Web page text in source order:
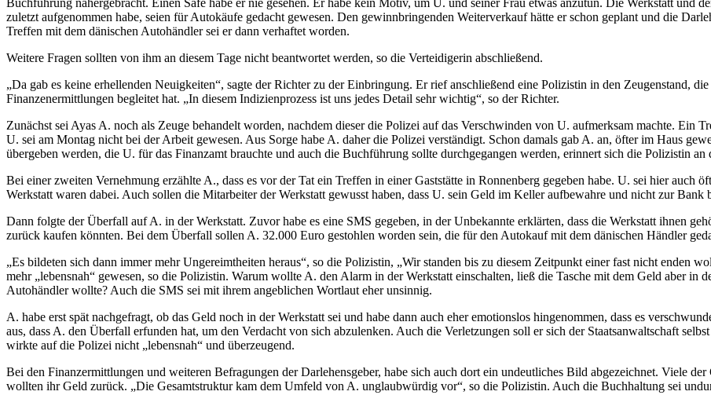
Buchführung nähergebracht. Einen Safe habe er nie gesehen. Er habe kein Motiv, um U. und seiner Frau etwas anzutun. Die Werkstatt und
zuletzt aufgenommen habe, seien für Autokäufe gedacht gewesen. Den gewinnbringenden Weiterverkauf hätte er schon geplant und die
Treffen mit dem dänischen Autohändler sei er dann verhaftet worden.
Weitere Fragen sollten von ihm an diesem Tage nicht beantwortet werden, so die Verteidigerin abschließend.
„Da gab es keine erhellenden Neuigkeiten“, sagte der Richter zu der Einbringung. Er rief anschließend eine Polizistin in den Zeugenstand,
Finanzenermittlungen begleitet hat. „In diesem Indizienprozess ist uns jedes Detail sehr wichtig“, so der Richter.
Zunächst sei Ayas A. noch als Zeuge behandelt worden, nachdem dieser die Polizei auf das Verschwinden von U. aufmerksam machte. Ein
U. sei am Montag nicht bei der Arbeit gewesen. Aus Sorge habe A. daher die Polizei verständigt. Schon damals gab A. an, öfter im Haus
übergeben werden, die U. für das Finanzamt brauchte und auch die Buchführung sollte durchgegangen werden, erinnert sich die Polizistin an
Bei einer zweiten Vernehmung erzählte A., dass es vor der Tat ein Treffen in einer Gaststätte in Ronnenberg gegeben habe. U. sei hier auch
Werkstatt waren dabei. Auch sollen die Mitarbeiter der Werkstatt gewusst haben, dass U. sein Geld im Keller aufbewahre und nicht zur Bank
Dann folgte der Überfall auf A. in der Werkstatt. Zuvor habe es eine SMS gegeben, in der Unbekannte erklärten, dass die Werkstatt ihnen
zurück kaufen könnten. Bei dem Überfall sollen A. 32.000 Euro gestohlen worden sein, die für den Autokauf mit dem dänischen Händler
„Es bildeten sich dann immer mehr Ungereimtheiten heraus“, so die Polizistin, „Wir standen bis zu diesem Zeitpunkt einer fast nicht enden
mehr „lebensnah“ gewesen, so die Polizistin. Warum wollte A. den Alarm in der Werkstatt einschalten, ließ die Tasche mit dem Geld aber in
Autohändler wollte? Auch die SMS sei mit ihrem angeblichen Wortlaut eher unsinnig.
A. habe erst spät nachgefragt, ob das Geld noch in der Werkstatt sei und habe dann auch eher emotionslos hingenommen, dass es
aus, dass A. den Überfall erfunden hat, um den Verdacht von sich abzulenken. Auch die Verletzungen soll er sich der Staatsanwaltschaft
wirkte auf die Polizei nicht „lebensnah“ und überzeugend.
Bei den Finanzermittlungen und weiteren Befragungen der Darlehensgeber, habe sich auch dort ein undeutliches Bild abgezeichnet. Viele
wollten ihr Geld zurück. „Die Gesamtstruktur kam dem Umfeld von A. unglaubwürdig vor“, so die Polizistin. Auch die Buchhaltung sei